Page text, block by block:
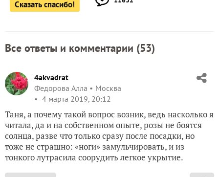
Сказать спасибо!
Все ответы и комментарии (53)
4akvadrat
Федорова Алла
Москва
4 марта 2019, 20:12
Таня, а почему такой вопрос возник, ведь насколько я
читала, да и на собственном опыте, розы не боятся
солнца, разве что только сразу после посадки, но
тоже не страшно: «ноги» замульчировать, и из
тонкого лутрасила соорудить легкое укрытие.